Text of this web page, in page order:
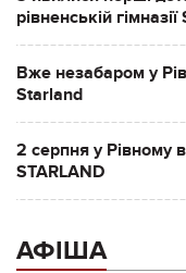
рівненській
Вже незабаром у
Starland
2 серпня у Рівному
STARLAND
АФІША